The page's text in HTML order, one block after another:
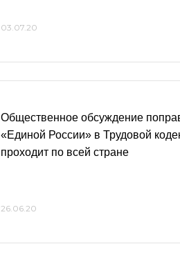
03.07.20
Общественное обсуждение
«Единой России» в Трудовой
проходит по всей стране
26.06.20